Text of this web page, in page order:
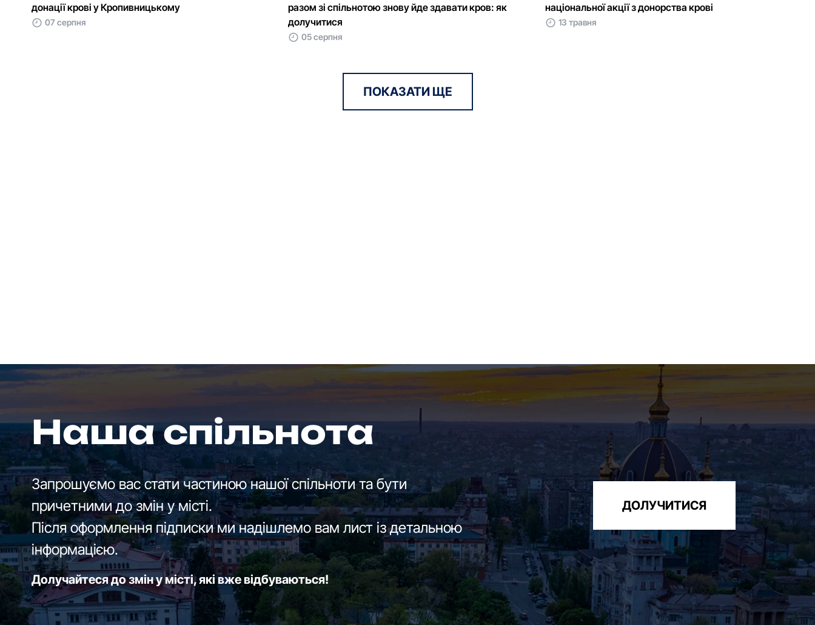
донації крові у Кропивницькому
07 серпня
разом зі спільнотою знову йде здавати кров: як
долучитися
05 серпня
національної акції з донорства крові
13 травня
ПОКАЗАТИ ЩЕ
Наша спільнота
Запрошуємо вас стати частиною нашої спільноти та бути
причетними до змін у місті.
Після оформлення підписки ми надішлемо вам лист із детальною
інформацією.
Долучайтеся до змін у місті, які вже відбуваються!
ДОЛУЧИТИСЯ